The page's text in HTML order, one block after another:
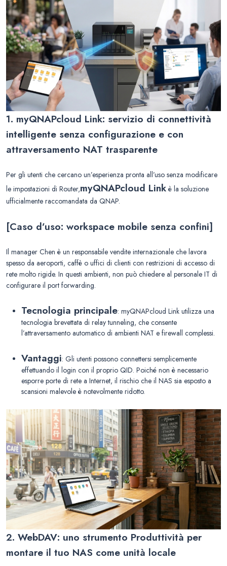
1. myQNAPcloud Link: servizio di connettività
intelligente senza configurazione e con
attraversamento NAT trasparente
Per gli utenti che cercano un’esperienza pronta all’uso senza modificare
le impostazioni di Router,myQNAPcloud Link è la soluzione
ufficialmente raccomandata da QNAP.
[Caso d’uso: workspace mobile senza confini]
Il manager Chen è un responsabile vendite internazionale che lavora
spesso da aeroporti, caffè o uffici di clienti con restrizioni di accesso di
rete molto rigide. In questi ambienti, non può chiedere al personale IT di
configurare il port forwarding.
Tecnologia principale: myQNAPcloud Link utilizza una
tecnologia brevettata di relay tunneling, che consente
l’attraversamento automatico di ambienti NAT e firewall complessi.
Vantaggi: Gli utenti possono connettersi semplicemente
effettuando il login con il proprio QID. Poiché non è necessario
esporre porte di rete a Internet, il rischio che il NAS sia esposto a
scansioni malevole è notevolmente ridotto.
2. WebDAV: uno strumento Produttività per
montare il tuo NAS come unità locale